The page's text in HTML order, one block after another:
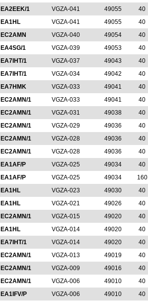
EA2EEK/1
VGZA-041 49055 40
EA1HL
VGZA-041 49055 40
EC2AMN
VGZA-040 49054 40
EA4SG/1
VGZA-039 49053 40
EA7IHT/1
VGZA-037 49043 40
EA7IHT/1
VGZA-034 49042 40
EA7HMK
VGZA-033 49041 40
EC2AMN/1
VGZA-033 49041 40
EC2AMN/1
VGZA-031 49038 40
EC2AMN/1
VGZA-029 49036 40
EC2AMN/1
VGZA-028 49036 40
EC2AMN/1
VGZA-028 49036 40
EA1AF/P
VGZA-025 49034 40
EA1AF/P
VGZA-025 49034 160
EA1HL
VGZA-023 49030 40
EA1HL
VGZA-021 49026 40
EC2AMN/1
VGZA-015 49020 40
EA1HL
VGZA-014 49020 40
EA7IHT/1
VGZA-014 49020 40
EC2AMN/1
VGZA-013 49019 40
EC2AMN/1
VGZA-009 49016 40
EC2AMN/1
VGZA-006 49010 40
EA1IFV/P
VGZA-006 49010 40